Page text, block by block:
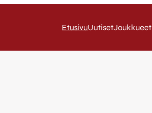
EtusivuUutisetJoukkueet